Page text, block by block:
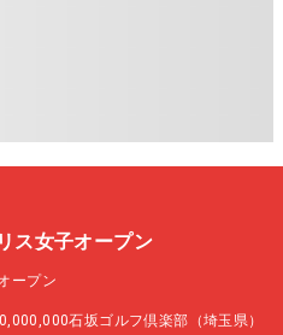
ス女子オープン
ープン
石坂ゴルフ倶楽部（埼玉県）